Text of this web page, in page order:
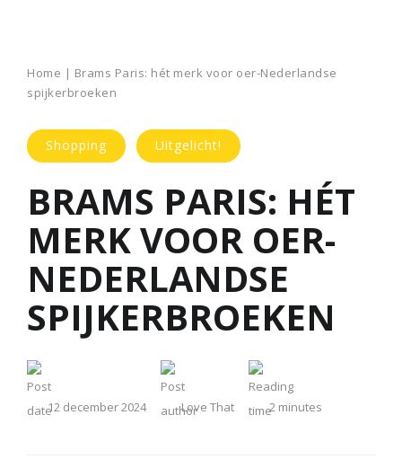
Home | Brams Paris: hét merk voor oer-Nederlandse
spijkerbroeken
Shopping Uitgelicht!
BRAMS PARIS: HÉT
MERK VOOR OER-
NEDERLANDSE
SPIJKERBROEKEN
12 december 2024 Love That 2 minutes